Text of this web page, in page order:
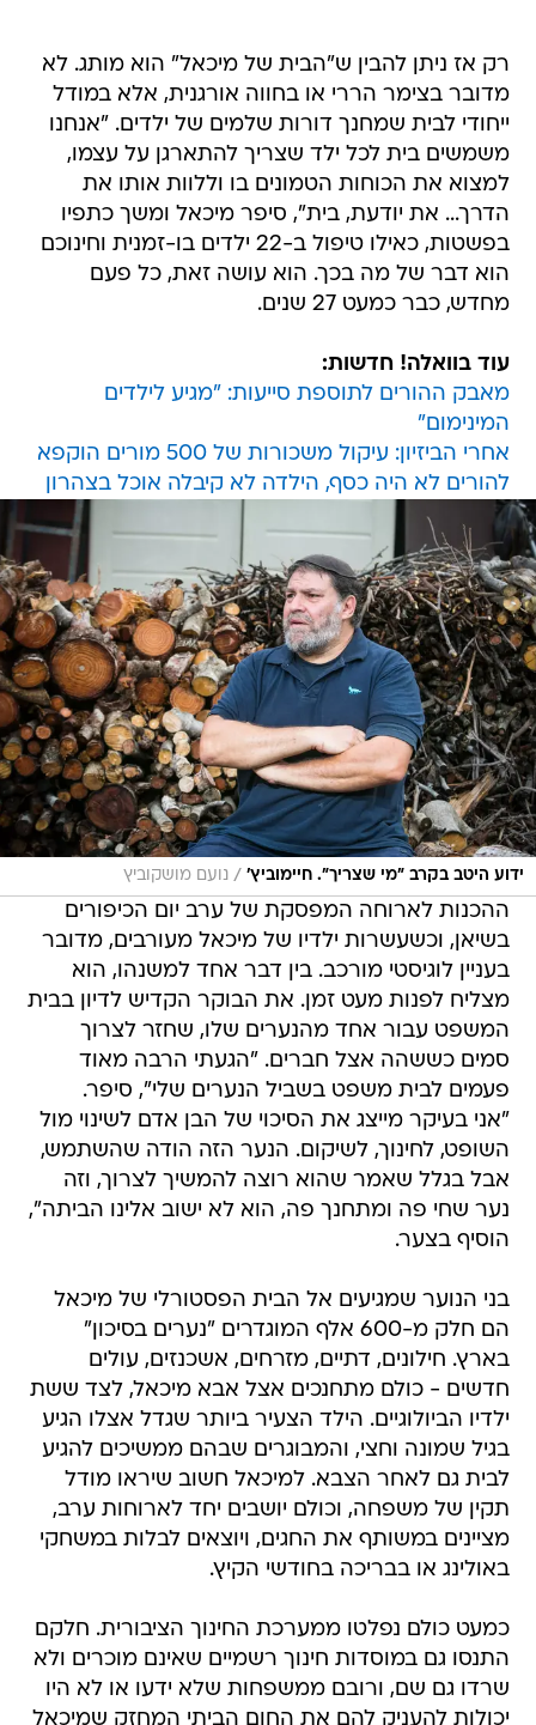
רק אז ניתן להבין ש"הבית של מיכאל" הוא מותג. לא
מדובר בצימר הררי או בחווה אורגנית, אלא במודל
ייחודי לבית שמחנך דורות שלמים של ילדים. "אנחנו
משמשים בית לכל ילד שצריך להתארגן על עצמו,
למצוא את הכוחות הטמונים בו וללוות אותו את
הדרך... את יודעת, בית", סיפר מיכאל ומשך כתפיו
בפשטות, כאילו טיפול ב-22 ילדים בו-זמנית וחינוכם
הוא דבר של מה בכך. הוא עושה זאת, כל פעם
מחדש, כבר כמעט 27 שנים.
עוד בוואלה! חדשות:
מאבק ההורים לתוספת סייעות: "מגיע לילדים
המינימום"
אחרי הביזיון: עיקול משכורות של 500 מורים הוקפא
להורים לא היה כסף, הילדה לא קיבלה אוכל בצהרון
ידוע היטב בקרב "מי שצריך". חיימוביץ' / נועם מושקוביץ
ההכנות לארוחה המפסקת של ערב יום הכיפורים
בשיאן, וכשעשרות ילדיו של מיכאל מעורבים, מדובר
בעניין לוגיסטי מורכב. בין דבר אחד למשנהו, הוא
מצליח לפנות מעט זמן. את הבוקר הקדיש לדיון בבית
המשפט עבור אחד מהנערים שלו, שחזר לצרוך
סמים כששהה אצל חברים. "הגעתי הרבה מאוד
פעמים לבית משפט בשביל הנערים שלי", סיפר.
"אני בעיקר מייצג את הסיכוי של הבן אדם לשינוי מול
השופט, לחינוך, לשיקום. הנער הזה הודה שהשתמש,
אבל בגלל שאמר שהוא רוצה להמשיך לצרוך, וזה
נער שחי פה ומתחנך פה, הוא לא ישוב אלינו הביתה",
הוסיף בצער.
בני הנוער שמגיעים אל הבית הפסטורלי של מיכאל
הם חלק מ-600 אלף המוגדרים "נערים בסיכון"
בארץ. חילונים, דתיים, מזרחים, אשכנזים, עולים
חדשים - כולם מתחנכים אצל אבא מיכאל, לצד ששת
ילדיו הביולוגיים. הילד הצעיר ביותר שגדל אצלו הגיע
בגיל שמונה וחצי, והמבוגרים שבהם ממשיכים להגיע
לבית גם לאחר הצבא. למיכאל חשוב שיראו מודל
תקין של משפחה, וכולם יושבים יחד לארוחות ערב,
מציינים במשותף את החגים, ויוצאים לבלות במשחקי
באולינג או בבריכה בחודשי הקיץ.
כמעט כולם נפלטו ממערכת החינוך הציבורית. חלקם
התנסו גם במוסדות חינוך רשמיים שאינם מוכרים ולא
שרדו גם שם, ורובם ממשפחות שלא ידעו או לא היו
יכולות להעניק להם את החום הביתי המחזק שמיכאל